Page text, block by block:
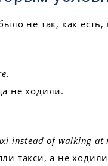
не так, как
не ходили.
instead of walking at
такси, а не